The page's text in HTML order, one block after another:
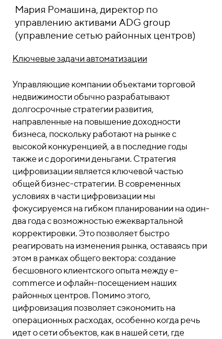
Мария Ромашина, директор по
управлению активами ADG group
(управление сетью районных центров)
Ключевые задачи автоматизации
Управляющие компании объектами торговой
недвижимости обычно разрабатывают
долгосрочные стратегии развития,
направленные на повышение доходности
бизнеса, поскольку работают на рынке с
высокой конкуренцией, а в последние годы
также и с дорогими деньгами. Стратегия
цифровизации является ключевой частью
общей бизнес-стратегии. В современных
условиях в части цифровизации мы
фокусируемся на гибком планировании на один-
два года с возможностью ежеквартальной
корректировки. Это позволяет быстро
реагировать на изменения рынка, оставаясь при
этом в рамках общего вектора: создание
бесшовного клиентского опыта между e-
commerce и офлайн-посещением наших
районных центров. Помимо этого,
цифровизация позволяет сэкономить на
операционных расходах, особенно когда речь
идет о сети объектов, как в нашей сети, где